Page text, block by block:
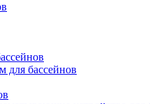
для бассейнов